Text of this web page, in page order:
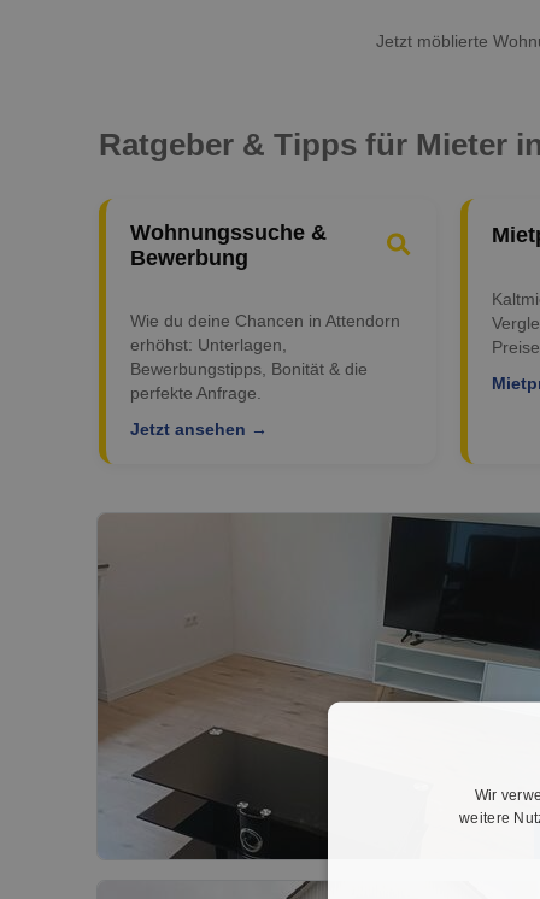
Jetzt möblierte
Ratgeber & Tipps für Mieter
Wohnungssuche &
Bewerbung
Wie du deine Chancen in Attendorn
erhöhst: Unterlagen,
Bewerbungstipps, Bonität & die
perfekte Anfrage.
Jetzt ansehen →
Wir
weitere